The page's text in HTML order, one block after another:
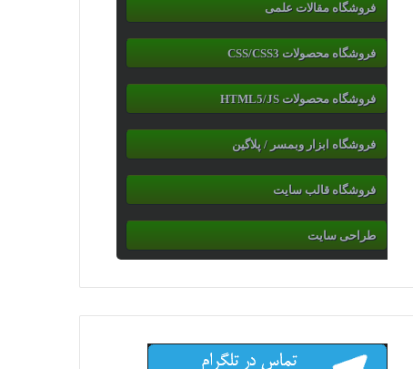
فروشگاه مقالات علمی
فروشگاه محصولات CSS/CSS3
فروشگاه محصولات HTML5/JS
فروشگاه ابزار وبمسر / پلاگین
فروشگاه قالب سایت
طراحی سایت